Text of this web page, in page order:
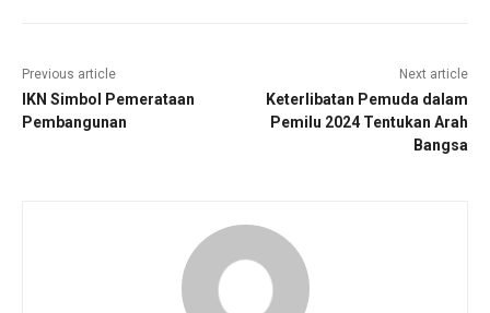
Previous article
IKN Simbol Pemerataan
Pembangunan
Next article
Keterlibatan Pemuda dalam
Pemilu 2024 Tentukan Arah
Bangsa